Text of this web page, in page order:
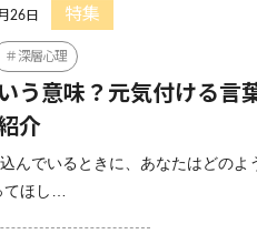
26日 特集
深層心理
う意味？元気付ける言
介
んでいるときに、あなたはどのよ
ほし…